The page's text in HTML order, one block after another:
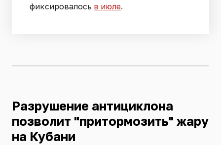
фиксировалось в июле.
Разрушение антициклона
позволит "притормозить" жару
на Кубани